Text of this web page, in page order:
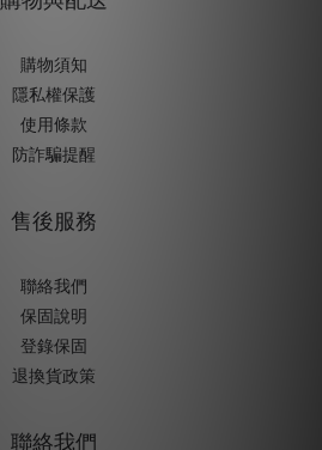
購物須知
隱私權保護
使用條款
防詐騙提醒
售後服務
聯絡我們
保固說明
登錄保固
退換貨政策
聯絡我們